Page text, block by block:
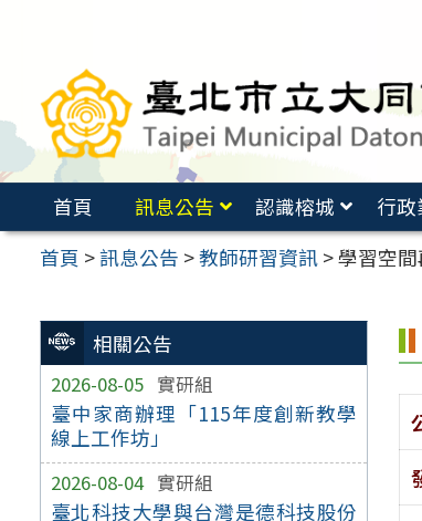
要
容
首頁 訊息公告 認識榕城 行政
首頁 >訊息公告 >教師研習資訊 >學習空
相關公告
2026-08-05 實研組
臺中家商辦理「115年度創新教學
線上工作坊」
2026-08-04 實研組
臺北科技大學與台灣是德科技股份